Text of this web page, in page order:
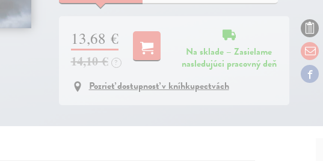
13,68 €
14,10 € ?
Na sklade – Zasielame
nasledujúci pracovný deň
Pozrieť dostupnosť v kníhkupectvách